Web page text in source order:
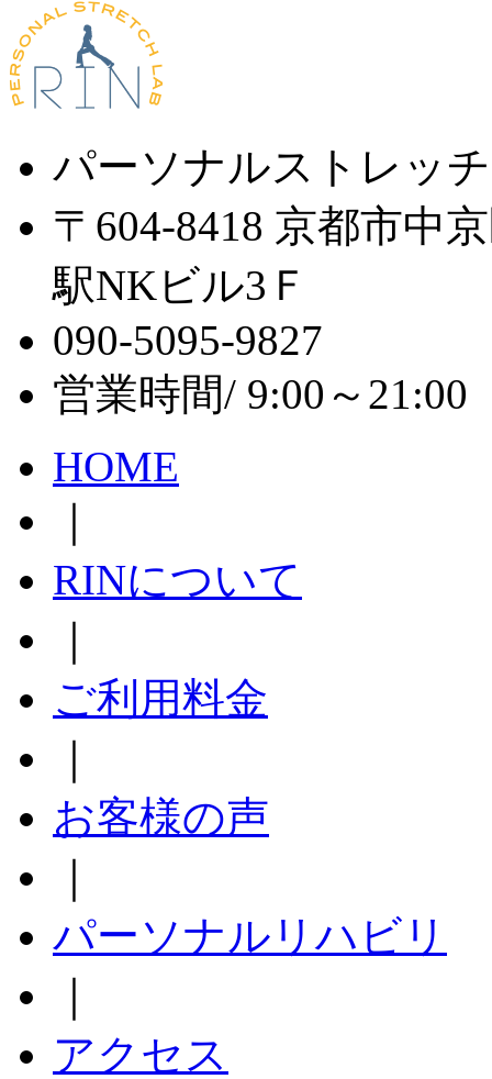
パーソナルストレッ
〒604-8418 京都市中
駅NKビル3Ｆ
090-5095-9827
営業時間/ 9:00～
HOME
RINについて
ご利用料金
お客様の声
パーソナルリハビリ
アクセス